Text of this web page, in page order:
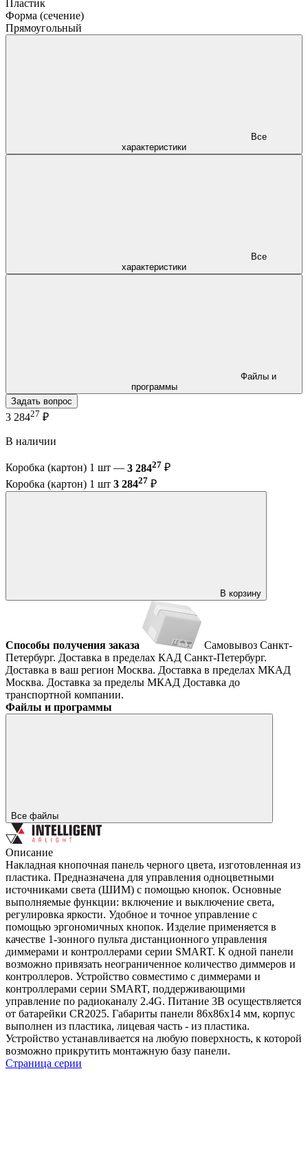
Пластик
Форма (сечение)
Прямоугольный
характеристики
характеристики
программы
Задать вопрос
3 28427 ₽
В наличии
Коробка (картон) 1 шт — 3 28427 ₽
Коробка (картон) 1 шт 3 28427 ₽
В корзину
Способы получения заказа Самовывоз Санкт-
Петербург. Доставка в пределах КАД Санкт-Петербург.
Доставка в ваш регион Москва. Доставка в пределах МКАД
Москва. Доставка за пределы МКАД Доставка до
транспортной компании.
Файлы и программы
Все файлы
Описание
Накладная кнопочная панель черного цвета, изготовленная из
пластика. Предназначена для управления одноцветными
источниками света (ШИМ) с помощью кнопок. Основные
выполняемые функции: включение и выключение света,
регулировка яркости. Удобное и точное управление с
помощью эргономичных кнопок. Изделие применяется в
качестве 1-зонного пульта дистанционного управления
диммерами и контроллерами серии SMART. К одной панели
возможно привязать неограниченное количество диммеров и
контроллеров. Устройство совместимо с диммерами и
контроллерами серии SMART, поддерживающими
управление по радиоканалу 2.4G. Питание 3В осуществляется
от батарейки CR2025. Габариты панели 86х86х14 мм, корпус
выполнен из пластика, лицевая часть - из пластика.
Устройство устанавливается на любую поверхность, к которой
возможно прикрутить монтажную базу панели.
Страница серии